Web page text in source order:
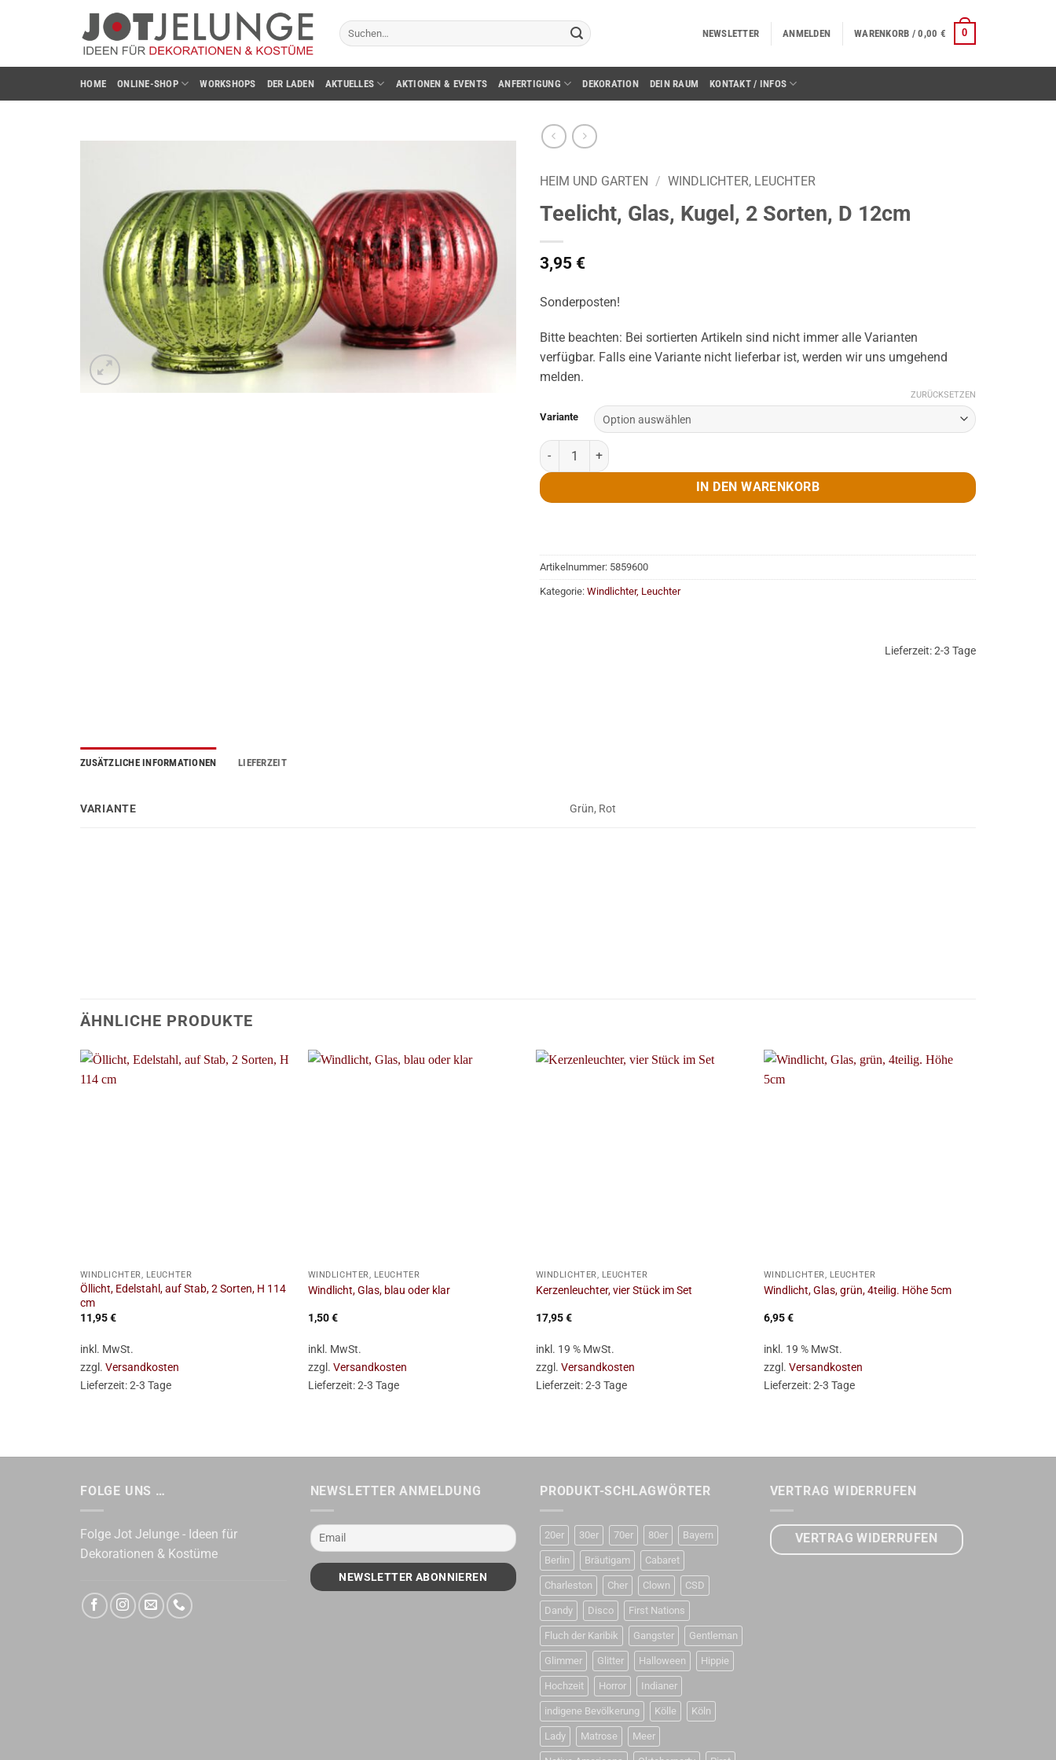
Suchen
nach:
NEWSLETTER ANMELDEN WARENKORB /0,00 € 0
HOME ONLINE-SHOP WORKSHOPS DER LADEN AKTUELLES AKTIONEN & EVENTS ANFERTIGUNG DEKORATION DEIN RAUM KONTAKT / INFOS
HEIM UND GARTEN / WINDLICHTER, LEUCHTER
Teelicht, Glas, Kugel, 2 Sorten, D 12cm
3,95 €
Sonderposten!
Bitte beachten: Bei sortierten Artikeln sind nicht immer alle Varianten
verfügbar. Falls eine Variante nicht lieferbar ist, werden wir uns umgehend
melden.
Variante
ZURÜCKSETZEN
Teelicht, Glas, Kugel, 2 Sorten, D 12cm Menge
IN DEN WARENKORB
Artikelnummer: 5859600
Kategorie: Windlichter, Leuchter
Lieferzeit:2-3 Tage
ZUSÄTZLICHE INFORMATIONEN LIEFERZEIT
VARIANTE Grün, Rot
ÄHNLICHE PRODUKTE
WINDLICHTER, LEUCHTER
Öllicht, Edelstahl, auf Stab, 2 Sorten, H 114
cm
11,95€
inkl. MwSt.
zzgl. Versandkosten
Lieferzeit:2-3 Tage
WINDLICHTER, LEUCHTER
Windlicht, Glas, blau oder klar
1,50€
inkl. MwSt.
zzgl. Versandkosten
Lieferzeit:2-3 Tage
WINDLICHTER, LEUCHTER
Kerzenleuchter, vier Stück im Set
17,95€
inkl. 19 % MwSt.
zzgl. Versandkosten
Lieferzeit:2-3 Tage
WINDLICHTER, LEUCHTER
Windlicht, Glas, grün, 4teilig. Höhe 5cm
6,95€
inkl. 19 % MwSt.
zzgl. Versandkosten
Lieferzeit:2-3 Tage
FOLGE UNS …
Folge Jot Jelunge - Ideen für
Dekorationen & Kostüme
NEWSLETTER ANMELDUNG PRODUKT-SCHLAGWÖRTER
20er 30er 70er 80er Bayern
Berlin Bräutigam Cabaret
Charleston Cher Clown CSD
Dandy Disco First Nations
Fluch der Karibik Gangster Gentleman
Glimmer Glitter Halloween Hippie
Hochzeit Horror Indianer
indigene Bevölkerung Kölle Köln
Lady Matrose Meer
VERTRAG WIDERRUFEN
VERTRAG WIDERRUFEN